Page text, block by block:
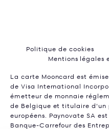
Politique de cookies
Mentions
La carte Mooncard est
de Visa International
émetteur de monnaie
de Belgique et titulaire d'un
européens. Paynovate SA
Banque-Carrefour des